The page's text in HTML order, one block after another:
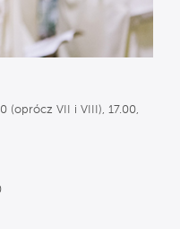
(oprócz VII i VIII), 17.00,